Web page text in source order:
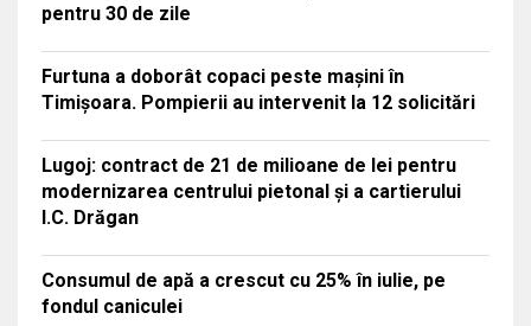
pentru 30 de zile
Furtuna a doborât copaci peste mașini în
Timișoara. Pompierii au intervenit la 12 solicitări
Lugoj: contract de 21 de milioane de lei pentru
modernizarea centrului pietonal și a cartierului
I.C. Drăgan
Consumul de apă a crescut cu 25% în iulie, pe
fondul caniculei